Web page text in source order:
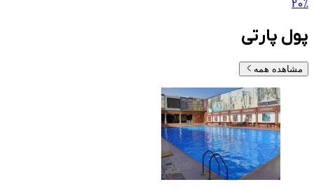
20%
پول پارتی
مشاهده همه